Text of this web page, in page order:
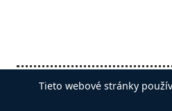
Slovenčina
Tieto webové stránky